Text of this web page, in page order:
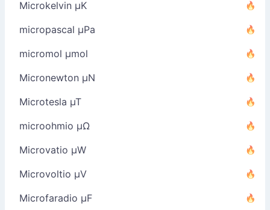
Microkelvin µK
micropascal µPa
micromol µmol
Micronewton µN
Microtesla µT
microohmio µΩ
Microvatio µW
Microvoltio µV
Microfaradio µF